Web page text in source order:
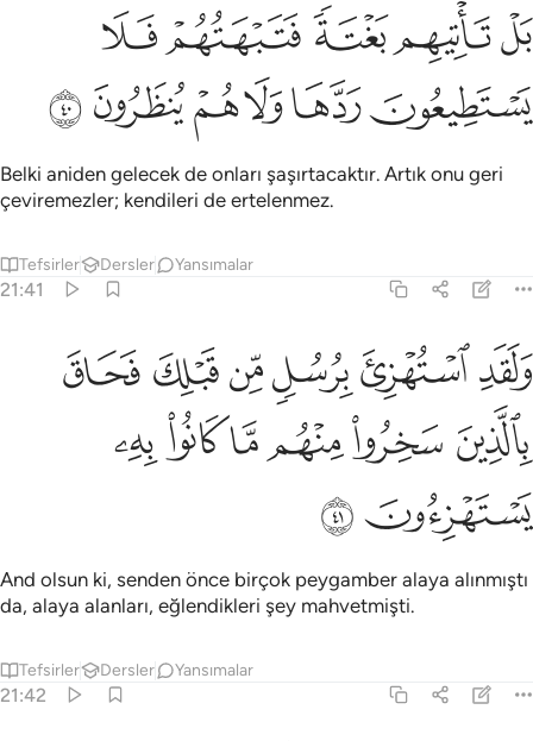
بل تاتيهم بغتة فتبهتهم فلا يستطيعون ردها ولا هم ينظرون ٤٠
بَلْ تَأْتِيهِم بَغْتَةًۭ فَتَبْهَتُهُمْ فَلَا يَسْتَطِيعُونَ رَدَّهَا وَلَا هُمْ يُنظَرُونَ ٤٠
ﱶﱷﱸﱹﱺ
ﱻﱼﱽﱾﱿﲀ
Belki aniden gelecek de onları şaşırtacaktır. Artık onu geri
çeviremezler; kendileri de ertelenmez.
Tefsirler Dersler Yansımalar
21:41
ولقد استهزي برسل من قبلك فحاق بالذين سخروا منهم ما كانوا به
وَلَقَدِ ٱسْتُهْزِئَ بِرُسُلٍۢ مِّن قَبْلِكَ فَحَاقَ بِٱلَّذِينَ سَخِرُوا۟ مِنْهُم مَّا كَانُوا۟ بِهِۦ
ﲁﲂﲃﲄﲅﲆ
ﲇ ﲈﲉﲊﲋﲌ
ﲍﲎ
And olsun ki, senden önce birçok peygamber alaya alınmıştı
da, alaya alanları, eğlendikleri şey mahvetmişti.
Tefsirler Dersler Yansımalar
21:42